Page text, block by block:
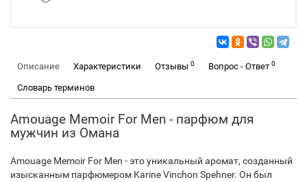
Описание Характеристики Отзывы 0 Вопрос - Ответ 0
Словарь терминов
Amouage Memoir For Men - парфюм для
мужчин из Омана
Amouage Memoir For Men - это уникальный аромат, созданный
изысканным парфюмером Karine Vinchon Spehner. Он был